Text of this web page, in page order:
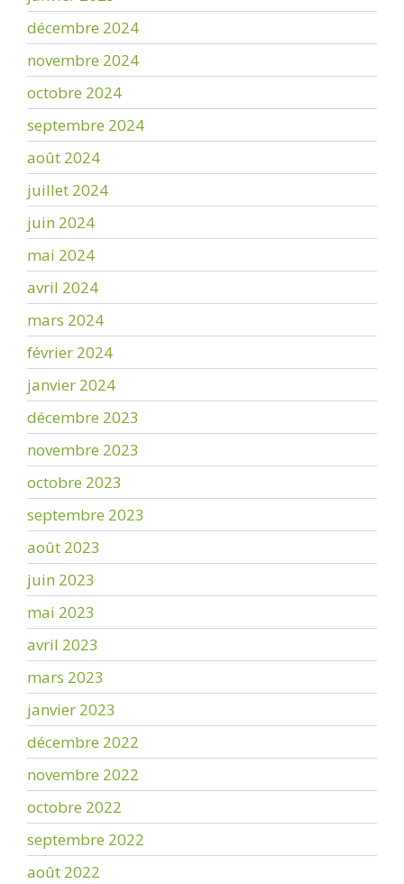
décembre 2024
novembre 2024
octobre 2024
septembre 2024
août 2024
juillet 2024
juin 2024
mai 2024
avril 2024
mars 2024
février 2024
janvier 2024
décembre 2023
novembre 2023
octobre 2023
septembre 2023
août 2023
juin 2023
mai 2023
avril 2023
mars 2023
janvier 2023
décembre 2022
novembre 2022
octobre 2022
septembre 2022
août 2022